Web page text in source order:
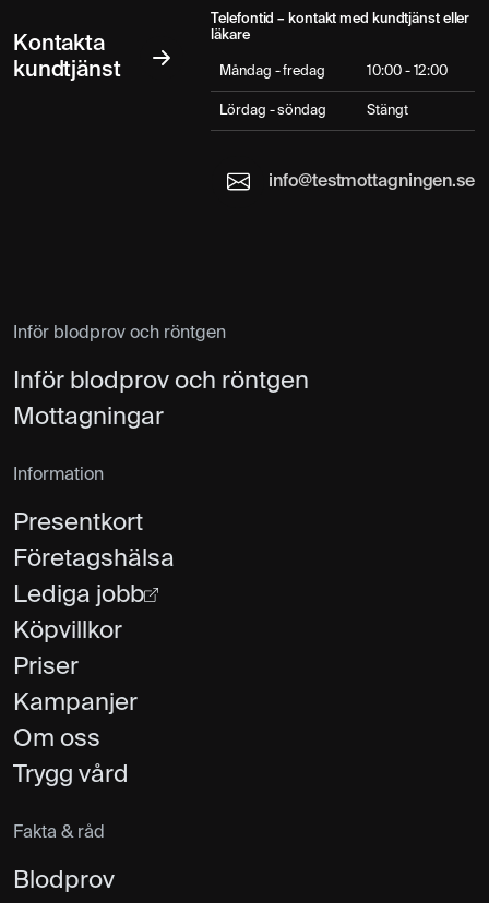
Kontakta
kundtjänst
Telefontid – kontakt med kundtjänst eller
läkare
Måndag - fredag 10:00 - 12:00
Lördag - söndag Stängt
info@testmottagningen.se
Inför blodprov och röntgen
Inför blodprov och röntgen
Mottagningar
Information
Presentkort
Företagshälsa
Lediga jobb
Köpvillkor
Priser
Kampanjer
Om oss
Trygg vård
Fakta & råd
Blodprov